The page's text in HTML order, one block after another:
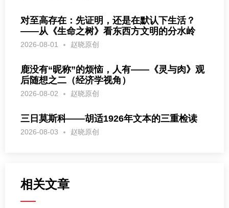
对至高存在：先证明，还是在默认下生活？
——从《生命之树》看东西方文明的分水岭
2026-08-01 赵晓原创
鹿没有“昵称”的烦恼，人有——《灵与肉》观
后随想之二（经济学视角）
2026-08-02 赵晓原创
三日莫斯科——胡适1926年文本的三重检读
2026-08-03 赵晓原创
相关文章